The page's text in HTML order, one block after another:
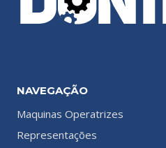
NAVEGAÇÃO
Maquinas Operatrizes
Representações